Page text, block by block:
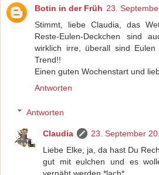
Botin in der Früh 23.
Stimmt, liebe Claudia, das
Reste-Eulen-Deckchen sind
wirklich irre, überall sind
Trend!!
Einen guten Wochenstart und
Antworten
Antworten
Claudia
23. September
Liebe Elke, ja, da hast Du
gut mit eulchen und es
vernäht werden *lach*